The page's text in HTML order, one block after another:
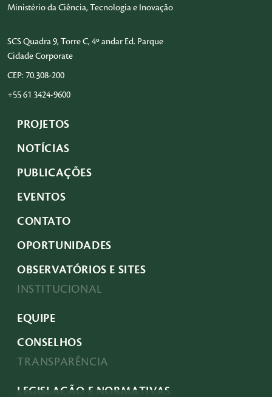
Ministério da Ciência, Tecnologia e Inovação
SCS Quadra 9, Torre C, 4º andar Ed. Parque
Cidade Corporate
CEP: 70.308-200
+55 61 3424-9600
PROJETOS
NOTÍCIAS
PUBLICAÇÕES
EVENTOS
CONTATO
OPORTUNIDADES
OBSERVATÓRIOS E SITES
INSTITUCIONAL
EQUIPE
CONSELHOS
TRANSPARÊNCIA
LEGISLAÇÃO E NORMATIVAS